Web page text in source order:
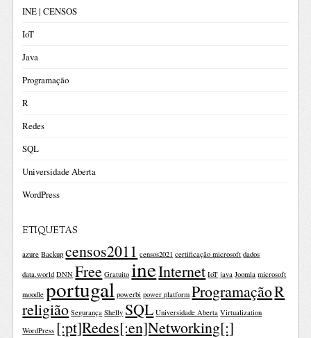
INE | CENSOS
IoT
Java
Programação
R
Redes
SQL
Universidade Aberta
WordPress
ETIQUETAS
azure Backup censos2011 censos2021 certificação microsoft dados
data.world DNN Free Gratuito ineInternet IoT java Joomla microsoft
moodle portugal powerbi power platform ProgramaçãoR
religião Segurança Shelly SQL Universidade Aberta Virtualization
WordPress [:pt]Redes[:en]Networking[:]